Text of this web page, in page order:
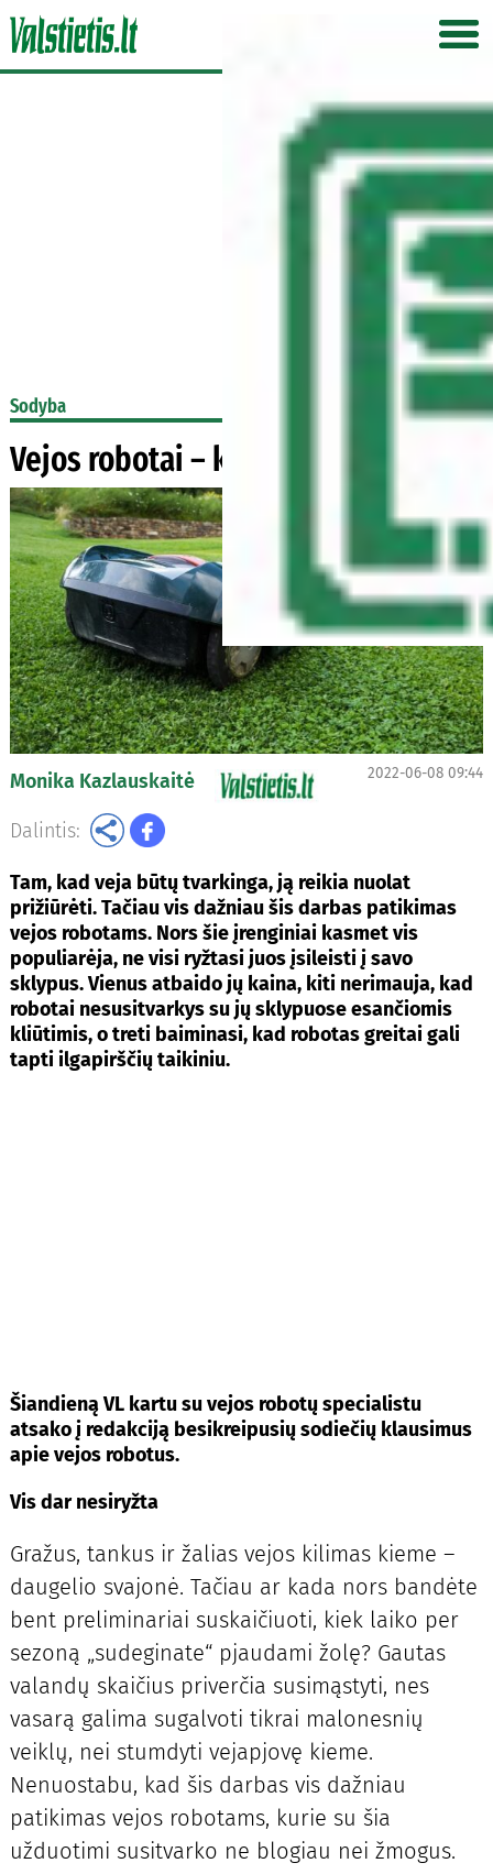
Sodyba
Vejos robotai – ką apie juos žinoti?
Monika Kazlauskaitė 2022-06-08 09:44
Dalintis:
Tam, kad veja būtų tvarkinga, ją reikia nuolat
prižiūrėti. Tačiau vis dažniau šis darbas patikimas
vejos robotams. Nors šie įrenginiai kasmet vis
populiarėja, ne visi ryžtasi juos įsileisti į savo
sklypus. Vienus atbaido jų kaina, kiti nerimauja, kad
robotai nesusitvarkys su jų sklypuose esančiomis
kliūtimis, o treti baiminasi, kad robotas greitai gali
tapti ilgapirščių taikiniu.
Šiandieną VL kartu su vejos robotų specialistu
atsako į redakciją besikreipusių sodiečių klausimus
apie vejos robotus.
Vis dar nesiryžta
Gražus, tankus ir žalias vejos kilimas kieme –
daugelio svajonė. Tačiau ar kada nors bandėte
bent preliminariai suskaičiuoti, kiek laiko per
sezoną „sudeginate“ pjaudami žolę? Gautas
valandų skaičius priverčia susimąstyti, nes
vasarą galima sugalvoti tikrai malonesnių
veiklų, nei stumdyti vejapjovę kieme.
Nenuostabu, kad šis darbas vis dažniau
patikimas vejos robotams, kurie su šia
užduotimi susitvarko ne blogiau nei žmogus.